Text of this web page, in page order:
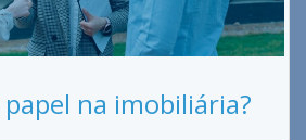
na imobiliária?